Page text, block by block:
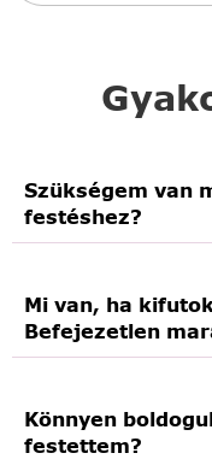
Szükségem van
festéshez?
Mi van, ha
Befejezetlen
Könnyen
festettem?